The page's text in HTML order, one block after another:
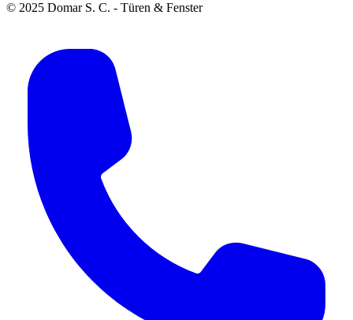
© 2025 Domar S. C. - Türen & Fenster